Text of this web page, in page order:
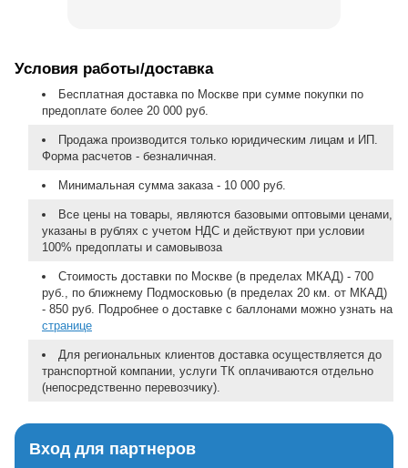
Условия работы/доставка
Бесплатная доставка по Москве при сумме покупки по
предоплате более 20 000 руб.
Продажа производится только юридическим лицам и ИП.
Форма расчетов - безналичная.
Минимальная сумма заказа - 10 000 руб.
Все цены на товары, являются базовыми оптовыми ценами,
указаны в рублях с учетом НДС и действуют при условии
100% предоплаты и самовывоза
Стоимость доставки по Москве (в пределах МКАД) - 700
руб., по ближнему Подмосковью (в пределах 20 км. от МКАД)
- 850 руб. Подробнее о доставке с баллонами можно узнать на
странице
Для региональных клиентов доставка осуществляется до
транспортной компании, услуги ТК оплачиваются отдельно
(непосредственно перевозчику).
Вход для партнеров